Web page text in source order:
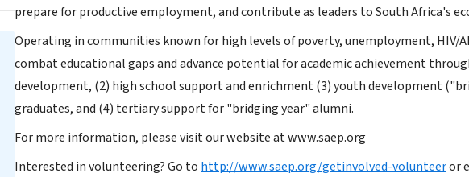
prepare for productive employment, and contribute as leaders to South Africa's
Operating in communities known for high levels of poverty, unemployment, HIV/
combat educational gaps and advance potential for academic achievement
development, (2) high school support and enrichment (3) youth development
graduates, and (4) tertiary support for "bridging year" alumni.
For more information, please visit our website at www.saep.org
Interested in volunteering? Go to http://www.saep.org/getinvolved-volunteeror